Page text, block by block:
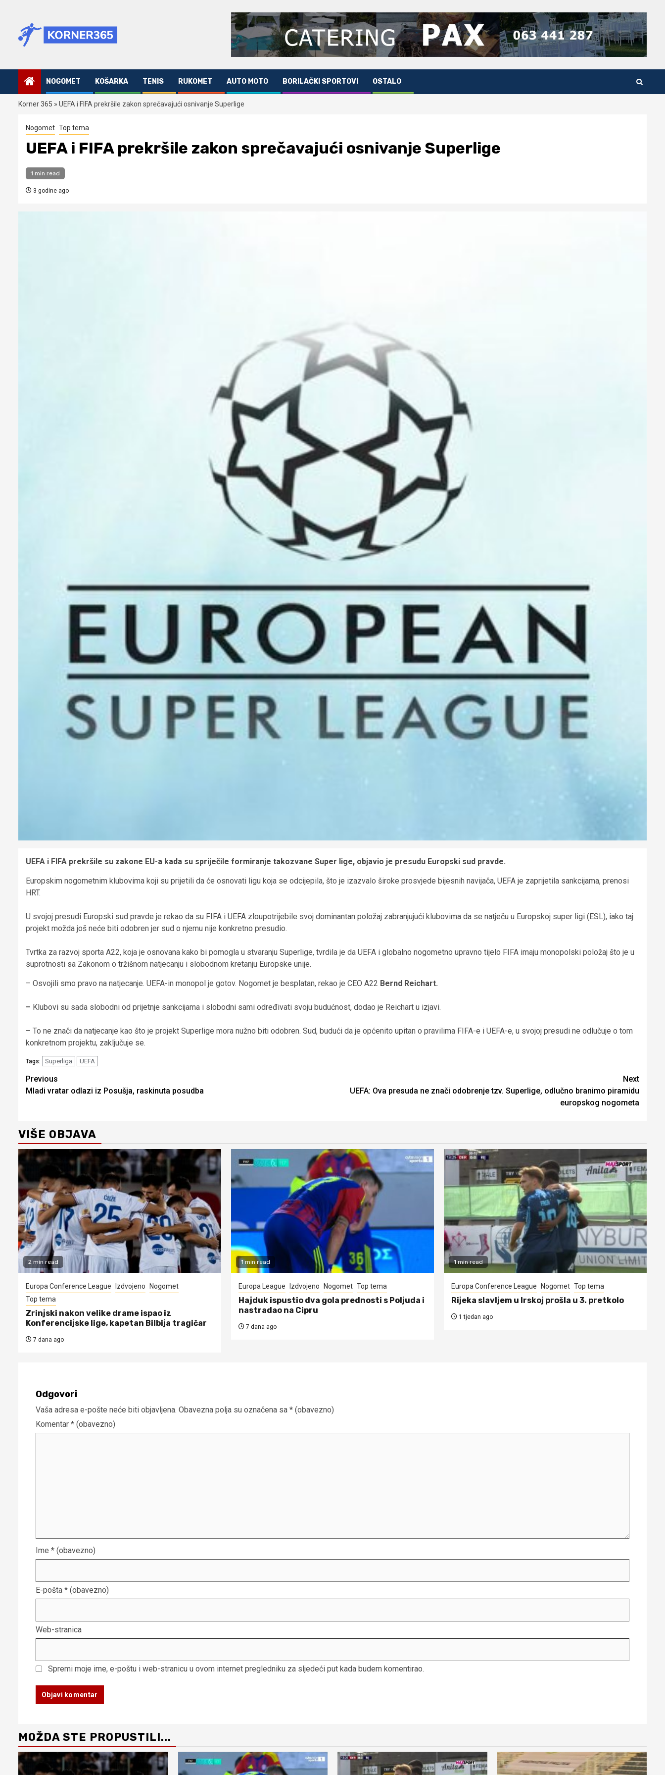
content
NOGOMET KOŠARKA TENIS RUKOMET AUTO MOTO BORILAČKI SPORTOVI OSTALO
Korner 365 » UEFA i FIFA prekršile zakon sprečavajući osnivanje Superlige
Nogomet Top tema
UEFA i FIFA prekršile zakon sprečavajući osnivanje Superlige
1 min read
3 godine ago
UEFA i FIFA prekršile su zakone EU-a kada su spriječile formiranje takozvane Super lige, objavio je presudu Europski sud pravde.
Europskim nogometnim klubovima koji su prijetili da će osnovati ligu koja se odcijepila, što je izazvalo široke prosvjede bijesnih navijača, UEFA je zaprijetila sankcijama, prenosi
HRT.
U svojoj presudi Europski sud pravde je rekao da su FIFA i UEFA zloupotrijebile svoj dominantan položaj zabranjujući klubovima da se natječu u Europskoj super ligi (ESL), iako taj
projekt možda još neće biti odobren jer sud o njemu nije konkretno presudio.
Tvrtka za razvoj sporta A22, koja je osnovana kako bi pomogla u stvaranju Superlige, tvrdila je da UEFA i globalno nogometno upravno tijelo FIFA imaju monopolski položaj što je u
suprotnosti sa Zakonom o tržišnom natjecanju i slobodnom kretanju Europske unije.
– Osvojili smo pravo na natjecanje. UEFA-in monopol je gotov. Nogomet je besplatan, rekao je CEO A22 Bernd Reichart.
– Klubovi su sada slobodni od prijetnje sankcijama i slobodni sami određivati svoju budućnost, dodao je Reichart u izjavi.
– To ne znači da natjecanje kao što je projekt Superlige mora nužno biti odobren. Sud, budući da je općenito upitan o pravilima FIFA-e i UEFA-e, u svojoj presudi ne odlučuje o tom
konkretnom projektu, zaključuje se.
Tags: Superliga UEFA
Continue
Reading
Previous
Mladi vratar odlazi iz Posušja, raskinuta posudba
Next
UEFA: Ova presuda ne znači odobrenje tzv. Superlige, odlučno branimo piramidu
europskog nogometa
VIŠE OBJAVA
2 min read
Europa Conference League Izdvojeno
Nogomet
Top tema
Zrinjski nakon velike drame ispao iz
Konferencijske lige, kapetan Bilbija tragičar
7 dana ago
1 min read
Europa League Izdvojeno Nogomet Top tema
Hajduk ispustio dva gola prednosti s Poljuda i
nastradao na Cipru
7 dana ago
1 min read
Europa Conference League Nogomet Top tema
Rijeka slavljem u Irskoj prošla u 3. pretkolo
1 tjedan ago
Odgovori
Vaša adresa e-pošte neće biti objavljena. Obavezna polja su označena sa * (obavezno)
Komentar * (obavezno)
Ime * (obavezno)
E-pošta * (obavezno)
Web-stranica
Spremi moje ime, e-poštu i web-stranicu u ovom internet pregledniku za sljedeći put kada budem komentirao.
MOŽDA STE PROPUSTILI...